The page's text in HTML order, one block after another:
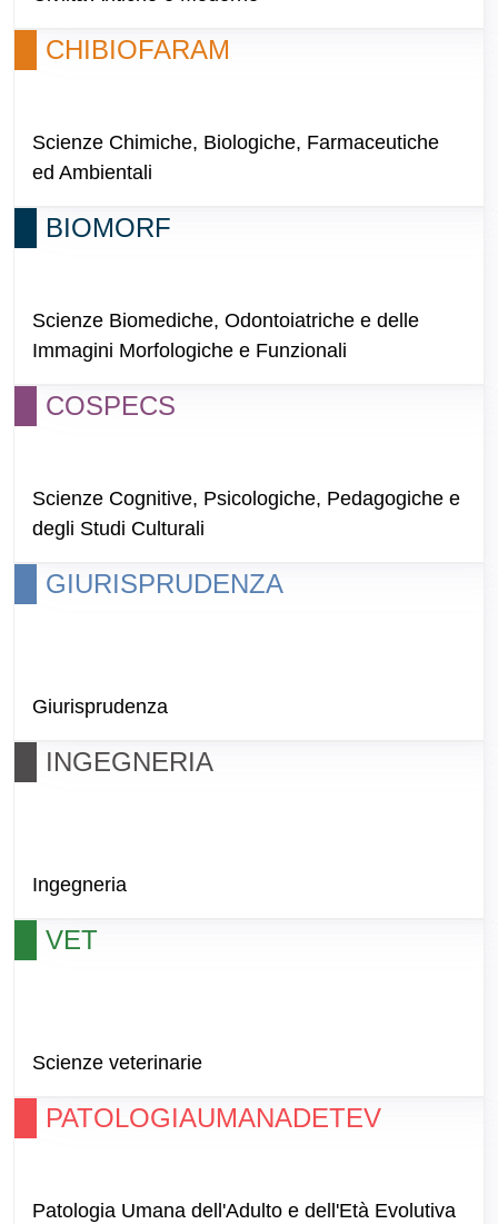
CHIBIOFARAM
Scienze Chimiche, Biologiche, Farmaceutiche
ed Ambientali
BIOMORF
Scienze Biomediche, Odontoiatriche e delle
Immagini Morfologiche e Funzionali
COSPECS
Scienze Cognitive, Psicologiche, Pedagogiche e
degli Studi Culturali
GIURISPRUDENZA
Giurisprudenza
INGEGNERIA
Ingegneria
VET
Scienze veterinarie
PATOLOGIAUMANADETEV
Patologia Umana dell'Adulto e dell'Età Evolutiva